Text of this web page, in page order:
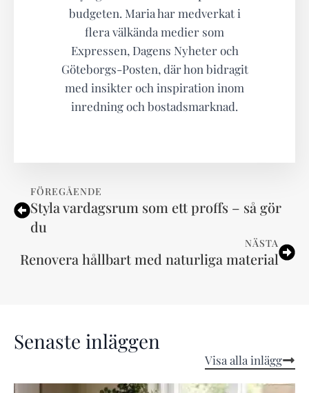
budgeten. Maria har medverkat i
flera välkända medier som
Expressen, Dagens Nyheter och
Göteborgs-Posten, där hon bidragit
med insikter och inspiration inom
inredning och bostadsmarknad.
FÖREGÅENDE
Styla vardagsrum som ett proffs – så gör
du
NÄSTA
Renovera hållbart med naturliga material
Senaste inläggen
Visa alla inlägg